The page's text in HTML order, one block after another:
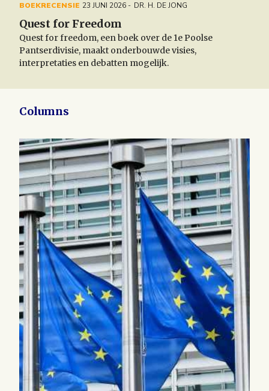
BOEKRECENSIE 23 JUNI 2026 DR. H. DE JONG
Quest for Freedom
Quest for freedom, een boek over de 1e Poolse
Pantserdivisie, maakt onderbouwde visies,
interpretaties en debatten mogelijk.
Columns